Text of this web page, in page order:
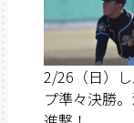
2/26（日）
プ準々決勝